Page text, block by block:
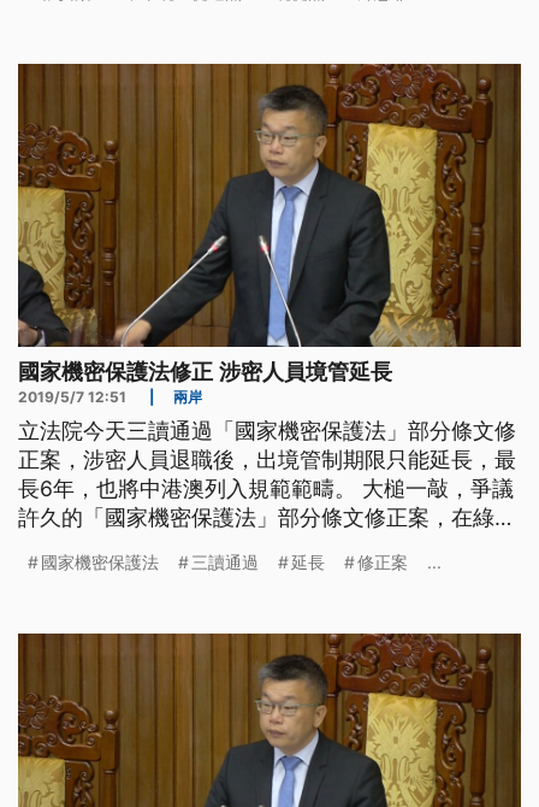
訪，公然表明吸收中南部年輕人，讓他們由綠轉紅，
還認為若再繼續台獨，將面臨武力統一
國家機密保護法修正 涉密人員境管延長
2019/5/7 12:51 兩岸
立法院今天三讀通過「國家機密保護法」部分條文修
正案，涉密人員退職後，出境管制期限只能延長，最
長6年，也將中港澳列入規範範疇。 大槌一敲，爭議
許久的「國家機密保護法」部分條文修正案，在綠營
出境管制期限，只能延長，管制最長6年；中港澳等
年；交付絕對機密者，加重其刑至2分之1，最高可判
國家機密保護法 三讀通過 延長 修正案 ...